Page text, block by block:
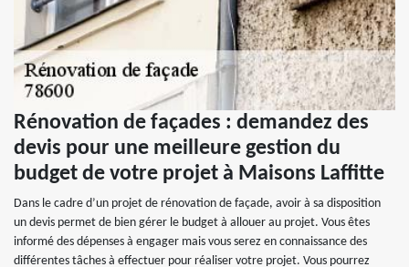
Rénovation de façades : demandez des
devis pour une meilleure gestion du
budget de votre projet à Maisons Laffitte
Dans le cadre d’un projet de rénovation de façade, avoir à sa disposition
un devis permet de bien gérer le budget à allouer au projet. Vous êtes
informé des dépenses à engager mais vous serez en connaissance des
différentes tâches à effectuer pour réaliser votre projet. Vous pourrez